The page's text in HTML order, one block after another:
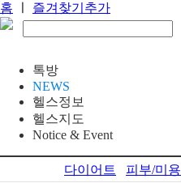
홈 즐겨찾기추가
톡방
NEWS
헬스정보
헬스지도
Notice & Event
다이어트 피부/미용